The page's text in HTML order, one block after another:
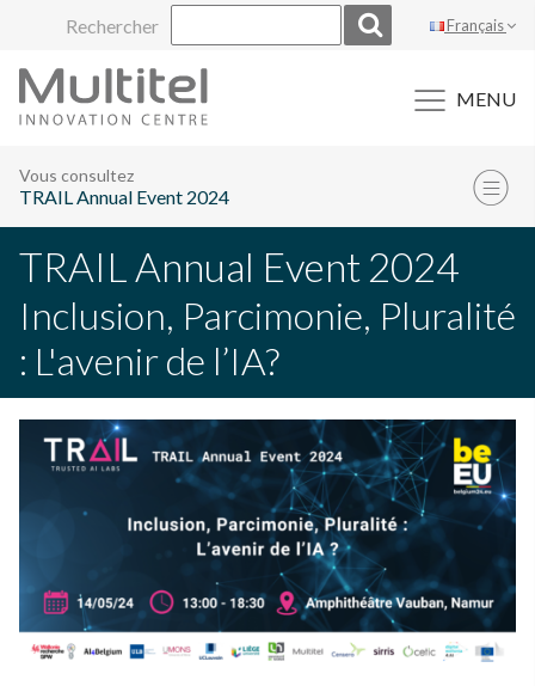
Rechercher Français
MENU
Vous consultez
TRAIL Annual Event 2024
TRAIL Annual Event 2024
Inclusion, Parcimonie, Pluralité
: L'avenir de l’IA?